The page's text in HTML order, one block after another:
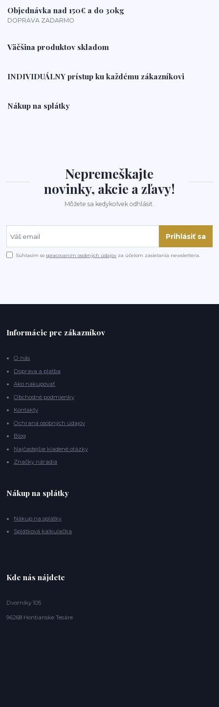
Objednávka nad 150€ a do 30kg
DOPRAVA ZADARMO
Väčšina produktov skladom
INDIVIDUÁLNY prístup ku každému zákazníkovi
Nákup na splátky
Nepremeškajte
novinky, akcie a zľavy!
Môžete sa kedykoľvek odhlásiť.
Prihlásiť sa
Súhlasím sospracovaním osobných údajov za účelom zasielania newslettera.
Informácie pre zákazníkov
O nás
Doprava a platba
Ako nakupovať
Obchodné podmienky
Kontakty
Ochrana osobných údajov
Blog
Najčastejšie kladené otázky
Značky náradia
Nákup na splátky
Nákup na splátky
Splátková kalkulačka
Kde nás nájdete
Dvorníky 105
96268 Hontianske Tesáre